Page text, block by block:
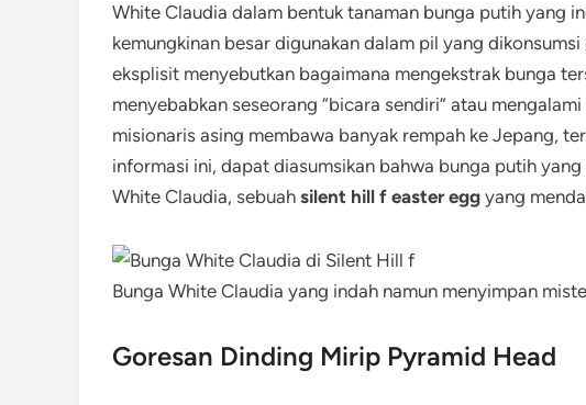
White Claudia dalam bentuk tanaman bunga putih yang
kemungkinan besar digunakan dalam pil yang
eksplisit menyebutkan bagaimana mengekstrak bunga
menyebabkan seseorang “bicara sendiri” atau
misionaris asing membawa banyak rempah ke Jepang,
informasi ini, dapat diasumsikan bahwa bunga putih
White Claudia, sebuah silent hill f easter egg yang
Bunga White Claudia yang indah namun menyimpan
Goresan Dinding Mirip Pyramid Head